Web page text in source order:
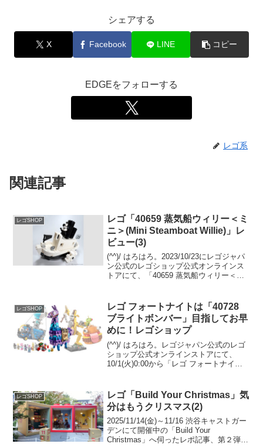
シェアする
X Facebook LINE コピー
EDGEをフォローする
レゴ系
関連記事
レゴSHOP
レゴ「40659 蒸気船ウィリー＜ミ
ニ＞(Mini Steamboat Willie)」レ
ビュー(3)
(^^)/ はろはろ。2023/10/23にレゴジャパ
ン公式のレゴショップ公式オンラインス
トアにて、「40659 蒸気船ウィリー＜ミ
ー・デュプロ、スター・ウォーズ、マー
ベ...
レゴSHOP
レゴ フォートナイトは「40728
ブライトボンバー」目指してお早
めに！レゴショップ
(^^)/ はろはろ。レゴジャパン公式のレゴ
ショップ公式オンラインストアにて、
10/1(火)0:00から「レゴ フォートナイ
Insiders限定で￥12,500-(税込...
レゴSHOP
レゴ「Build Your Christmas」気
分はもうクリスマス(2)
2025/11/14(金)～11/16 渋谷キャストガー
デンにて開催中の「Build Your
Christmas」へ伺ったレポ記事、第２弾で